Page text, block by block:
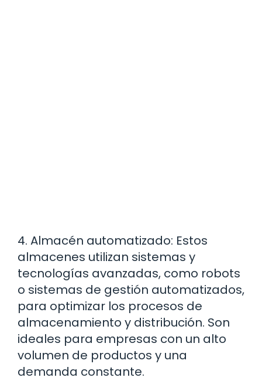
4. Almacén automatizado: Estos
almacenes utilizan sistemas y
tecnologías avanzadas, como robots
o sistemas de gestión automatizados,
para optimizar los procesos de
almacenamiento y distribución. Son
ideales para empresas con un alto
volumen de productos y una
demanda constante.